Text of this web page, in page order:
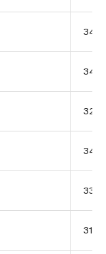
3197